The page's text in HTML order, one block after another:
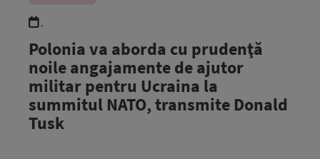
.
Polonia va aborda cu prudenţă
noile angajamente de ajutor
militar pentru Ucraina la
summitul NATO, transmite Donald
Tusk